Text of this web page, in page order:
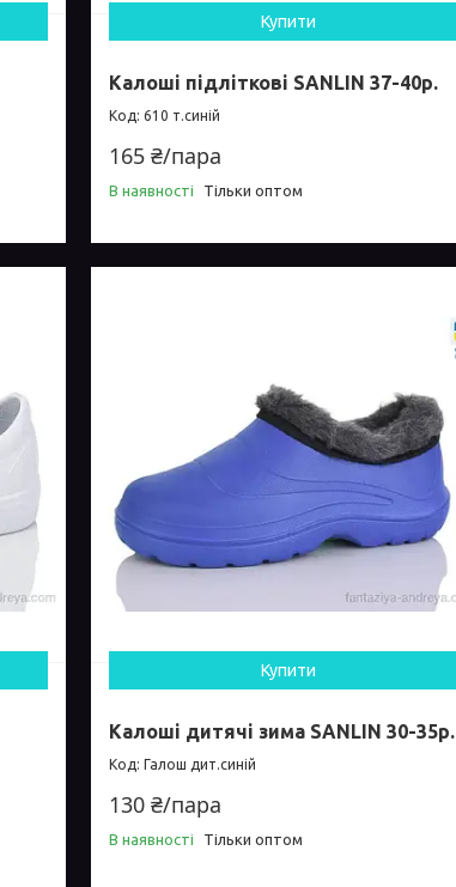
Купити
Калоші підліткові SANLIN 37-40р.
610 т.синій
165 ₴/пара
В наявності Тільки оптом
Купити
Калоші дитячі зима SANLIN 30-35р.
Галош дит.cиній
130 ₴/пара
В наявності Тільки оптом